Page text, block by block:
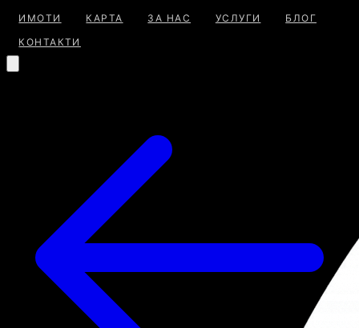
ИМОТИ КАРТА ЗА НАС УСЛУГИ
БЛОГ
КОНТАКТИ